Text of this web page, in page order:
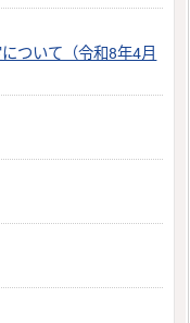
ついて（令和8年4月